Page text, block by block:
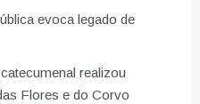
evoca legado de
realizou
Flores e do Corvo